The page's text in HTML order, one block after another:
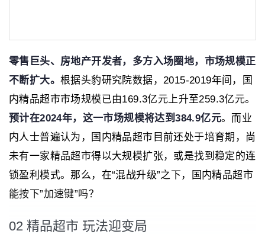
零售巨头、房地产开发者，多方入场圈地，市场规模正
不断扩大。 根据头豹研究院数据，2015-2019年间，国
内精品超市市场规模已由169.3亿元上升至259.3亿元。
预计在2024年，这一市场规模将达到384.9亿元。而业
内人士普遍认为，国内精品超市目前还处于培育期，尚
未有一家精品超市得以大规模扩张，或是找到稳定的连
锁盈利模式。那么，在“混战升级”之下，国内精品超市
能按下”加速键”吗？
02 精品超市 玩法迎变局